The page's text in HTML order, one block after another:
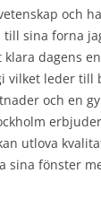
och
sina forna
dagens
vilket leder till
och en
utlova
sina fönster